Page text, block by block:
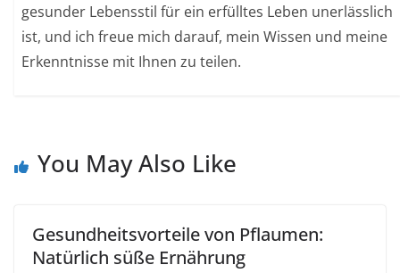
gesunder Lebensstil für ein erfülltes Leben unerlässlich
ist, und ich freue mich darauf, mein Wissen und meine
Erkenntnisse mit Ihnen zu teilen.
You May Also Like
Gesundheitsvorteile von Pflaumen:
Natürlich süße Ernährung